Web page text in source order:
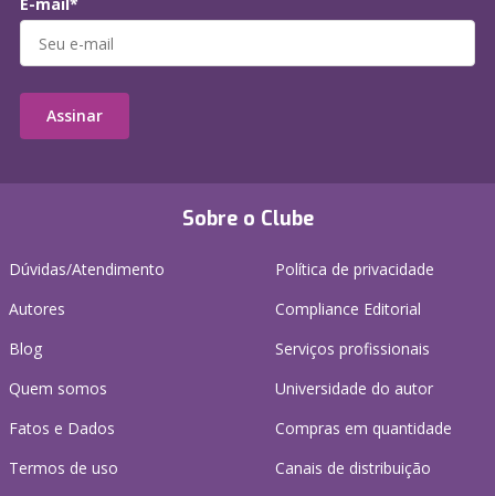
Sobre o Clube
Dúvidas/Atendimento
Autores
Blog
Quem somos
Fatos e Dados
Termos de uso
Política de privacidade
Compliance Editorial
Serviços profissionais
Universidade do autor
Compras em quantidade
Canais de distribuição
E-mail*
Assinar